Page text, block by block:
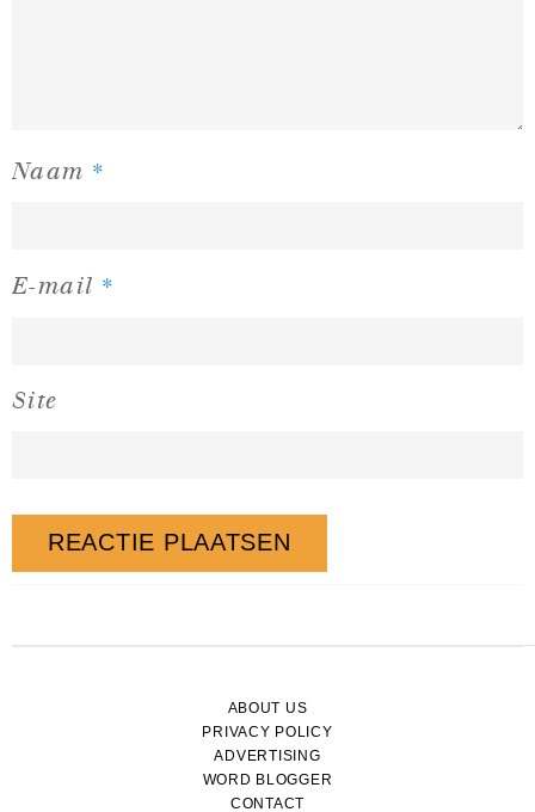
Naam *
E-mail *
Site
ABOUT US
PRIVACY POLICY
ADVERTISING
WORD BLOGGER
CONTACT